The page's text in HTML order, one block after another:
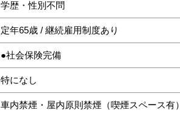
学歴・性別不問
定年65歳 / 継続雇用制度あり
●社会保険完備
特になし
車内禁煙・屋内原則禁煙（喫煙スペース有）